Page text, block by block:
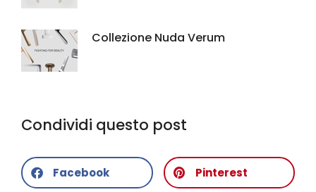
Collezione Nuda Verum
Condividi questo post
Facebook Pinterest